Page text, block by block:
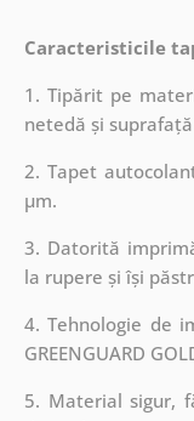
Caracteristicile
1. Tipărit pe
netedă și
2. Tapet
µm.
3. Datorită
la rupere și își
4. Tehnologie de
GREENGUARD
5. Material sigur,